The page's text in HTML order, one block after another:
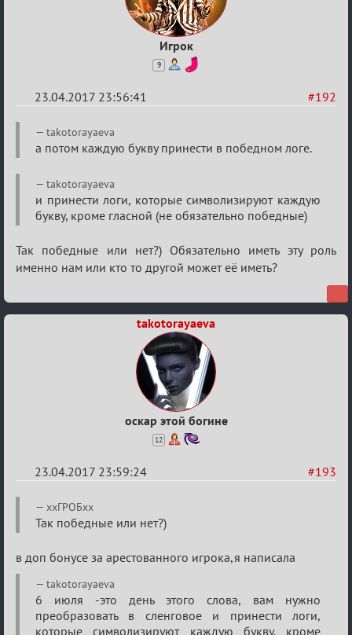
Игрок
9
#192
23.04.2017 23:56:41
Re:
Hot
F
Boyard
takotorayaeva
а потом каждую букву принести в победном логе.
takotorayaeva
и принести логи, которые символизируют каждую
букву, кроме гласной (не обязательно победные)
Так победные или нет?) Обязательно иметь эту роль
именно нам или кто то другой может её иметь?
takotorayaeva
оскар этой богине
12
#193
23.04.2017 23:59:24
Re:
Hot
Boyard
ххГРОБхх
Так победные или нет?)
в доп бонусе за арестованного игрока,я написала
takotorayaeva
6 июля -это день этого слова, вам нужно
преобразовать в сленговое и принести логи,
которые символизируют каждую букву, кроме